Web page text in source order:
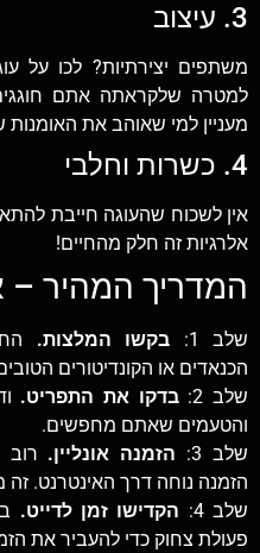
3. עיצוב
משתפים יצירתיות? לכו על
למטרה שלקראתה אתם
מעניין למי שאוהב את האומנות
4. כשרות וחלבי
אין לשכוח שהעוגה חייבת
אלרגיות זה חלק מהחיים!
המדריך המהיר –
שלב 1: בקשו המלצות.
הכנאדים או הקונדיטורים
שלב 2:
בדקו את התפריט.
והטעמים שאתם מחפשים.
שלב 3:
הזמנה אונליין. רוב
הזמנה נוחה דרך האינטרנט. זה
שלב 4:
הקדישו זמן לדייט.
פעולת צחוק כדי להעביר את